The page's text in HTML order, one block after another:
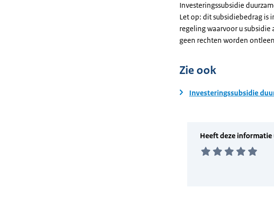
Investeringssubsidie
Let op: dit subsidiebedrag is
regeling waarvoor u
geen rechten worden
Zie ook
Investeringssubsidie